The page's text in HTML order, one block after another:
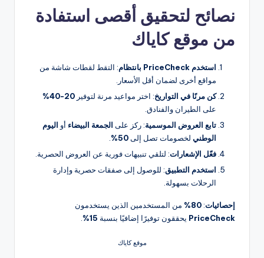
نصائح لتحقيق أقصى استفادة
من موقع كاياك
استخدم PriceCheck بانتظام
: التقط لقطات شاشة من
مواقع أخرى لضمان أقل الأسعار.
كن مرنًا في التواريخ: اختر مواعيد مرنة لتوفير 20-40%
على الطيران والفنادق.
تابع العروض الموسمية: ركز على الجمعة البيضاء أو اليوم
الوطني لخصومات تصل إلى 50%
فعّل الإشعارات: لتلقي تنبيهات فورية عن العروض الحصرية.
استخدم التطبيق: للوصول إلى صفقات حصرية وإدارة
الرحلات بسهولة.
إحصائيات:
80%
من المستخدمين الذين يستخدمون
PriceCheck يحققون توفيرًا إضافيًا بنسبة 15%
.
موقع كاياك